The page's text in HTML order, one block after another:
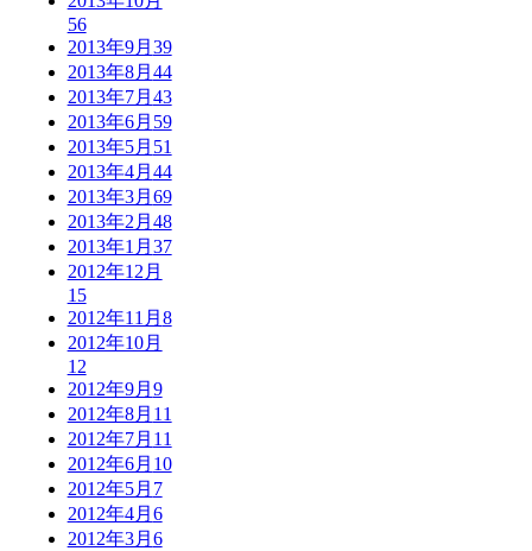
56
2013年9月 39
2013年8月 44
2013年7月 43
2013年6月 59
2013年5月 51
2013年4月 44
2013年3月 69
2013年2月 48
2013年1月 37
2012年12月
15
2012年11月 8
2012年10月
12
2012年9月 9
2012年8月 11
2012年7月 11
2012年6月 10
2012年5月 7
2012年4月 6
2012年3月 6